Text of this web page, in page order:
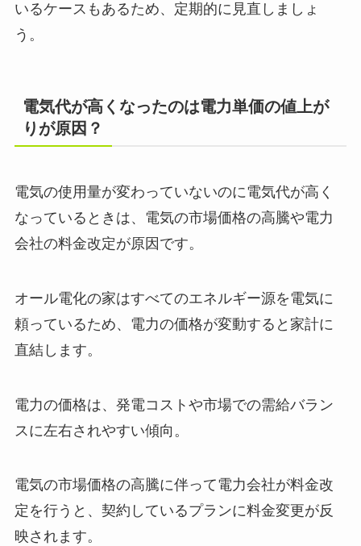
いるケースもあるため、定期的に見直しましょ
う。
電気代が高くなったのは電力単価の値上が
りが原因？
電気の使用量が変わっていないのに電気代が高く
なっているときは、電気の市場価格の高騰や電力
会社の料金改定が原因です。
オール電化の家はすべてのエネルギー源を電気に
頼っているため、電力の価格が変動すると家計に
直結します。
電力の価格は、発電コストや市場での需給バラン
スに左右されやすい傾向。
電気の市場価格の高騰に伴って電力会社が料金改
定を行うと、契約しているプランに料金変更が反
映されます。